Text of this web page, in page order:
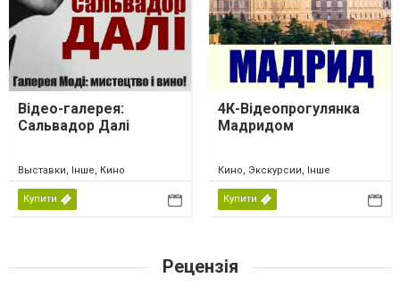
Відео-галерея:
Сальвадор Далі
Выставки, Інше, Кино
Купити
4К-Відеопрогулянка
Мадридом
Кино, Экскурсии, Інше
Купити
Рецензія